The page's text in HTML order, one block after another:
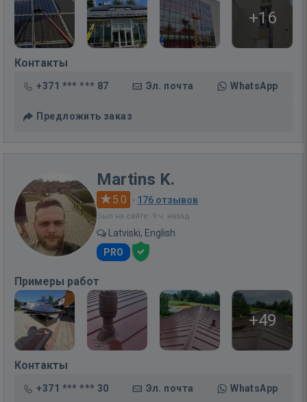
+16
Контакты
+371 *** *** 87 Эл. почта WhatsApp
Предложить заказ
Martins K.
5.0 · 176 отзывов
Был на сайте: 9 ч. назад
Latviski, English
PRO
Примеры работ
+49
Контакты
+371 *** *** 30 Эл. почта WhatsApp